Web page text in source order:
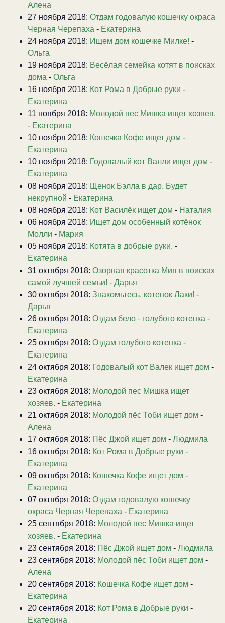
Алена
27 ноября 2018: Отдам годовалую кошечку окраса
Черная Черепаха - Екатерина
24 ноября 2018: Ищем дом кошечке Милке! -
Ольга
19 ноября 2018: Весёлая семейка котят в поисках
дома - Ольга
16 ноября 2018: Кот Рома в Добрые руки -
Екатерина
11 ноября 2018: Молодой пес Мишка ищет хозяев.
- Екатерина
10 ноября 2018: Кошечка Кофе ищет дом -
Екатерина
10 ноября 2018: Годовалый кот Валли ищет дом -
Екатерина
08 ноября 2018: Щенок Бэлла в дар. Будет
некрупной - Екатерина
08 ноября 2018: Кот Василёк ищет дом - Наталия
06 ноября 2018: Ищет дом особенный котёнок
Молли - Мария
05 ноября 2018: Котята в добрые руки. -
Екатерина
31 октября 2018: Озорная красотка Мия в поисках
самой лучшей семьи! - Дарья
30 октября 2018: Знакомьтесь, котенок Лаки! -
Дарья
26 октября 2018: Отдам бело - голубого котенка -
Екатерина
25 октября 2018: Отдам голубого котенка -
Екатерина
24 октября 2018: Годовалый кот Валек ищет дом -
Екатерина
23 октября 2018: Молодой пес Мишка ищет
хозяев. - Екатерина
21 октября 2018: Молодой пёс Тоби ищет дом -
Алена
17 октября 2018: Пёс Джой ищет дом - Людмила
16 октября 2018: Кот Рома в Добрые руки -
Екатерина
09 октября 2018: Кошечка Кофе ищет дом -
Екатерина
07 октября 2018: Отдам годовалую кошечку
окраса Черная Черепаха - Екатерина
25 сентября 2018: Молодой пес Мишка ищет
хозяев. - Екатерина
23 сентября 2018: Пёс Джой ищет дом - Людмила
23 сентября 2018: Молодой пёс Тоби ищет дом -
Алена
20 сентября 2018: Кошечка Кофе ищет дом -
Екатерина
20 сентября 2018: Кот Рома в Добрые руки -
Екатерина